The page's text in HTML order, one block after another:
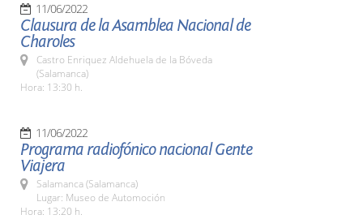
11/06/2022
Clausura de la Asamblea Nacional de
Charoles
Castro Enriquez Aldehuela de la Bóveda
(Salamanca)
Hora: 13:30 h.
11/06/2022
Programa radiofónico nacional Gente
Viajera
Salamanca (Salamanca)
Lugar: Museo de Automoción
Hora: 13:20 h.